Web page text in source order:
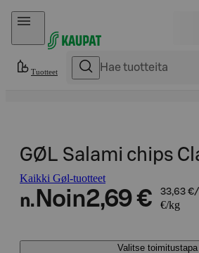
Hyppää sisältöön
Tuotteet
GØL Salami chips
Kaikki Gøl-tuotteet
n. Noin2,69 € 33,63
€/kg
Valitse toimitustapa